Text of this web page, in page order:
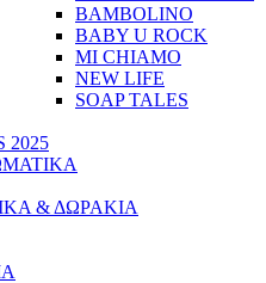
BAMBOLINO
BABY U ROCK
MI CHIAMO
NEW LIFE
SOAP TALES
2025
& ΔΩΡΑΚΙΑ